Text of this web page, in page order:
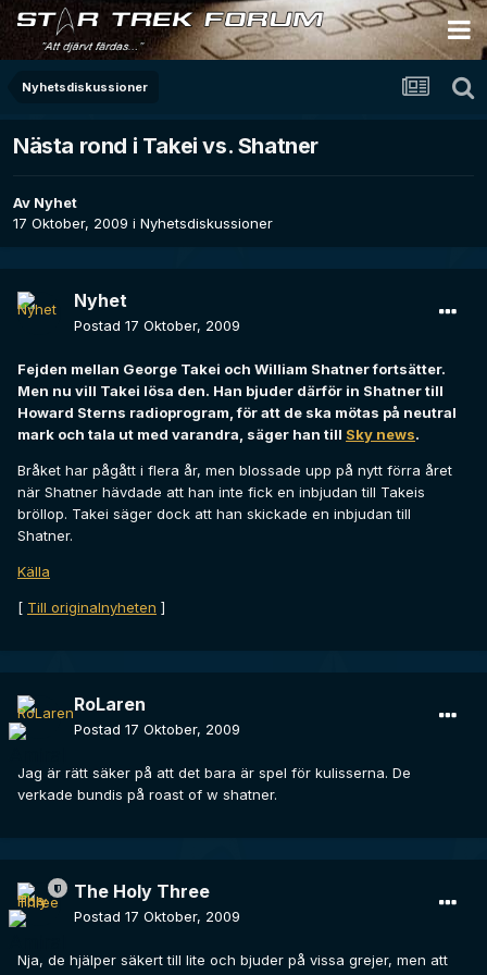
Nyhetsdiskussioner
Nästa rond i Takei vs. Shatner
Av Nyhet
17 Oktober, 2009 i Nyhetsdiskussioner
Nyhet
Postad 17 Oktober, 2009
Fejden mellan George Takei och William Shatner fortsätter.
Men nu vill Takei lösa den. Han bjuder därför in Shatner till
Howard Sterns radioprogram, för att de ska mötas på neutral
mark och tala ut med varandra, säger han till Sky news.
Bråket har pågått i flera år, men blossade upp på nytt förra året
när Shatner hävdade att han inte fick en inbjudan till Takeis
bröllop. Takei säger dock att han skickade en inbjudan till
Shatner.
Källa
[ Till originalnyheten ]
RoLaren
Postad 17 Oktober, 2009
Jag är rätt säker på att det bara är spel för kulisserna. De
verkade bundis på roast of w shatner.
The Holy Three
Postad 17 Oktober, 2009
Nja, de hjälper säkert till lite och bjuder på vissa grejer, men att